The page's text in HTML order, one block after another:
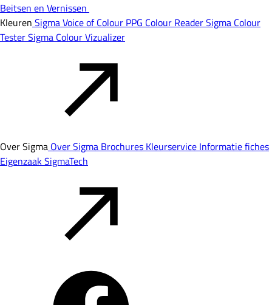
Beitsen en Vernissen
Kleuren Sigma Voice of Colour PPG Colour ReaderSigma Colour
TesterSigma Colour Vizualizer
Over Sigma Over Sigma Brochures Kleurservice Informatie fiches
EigenzaakSigmaTech